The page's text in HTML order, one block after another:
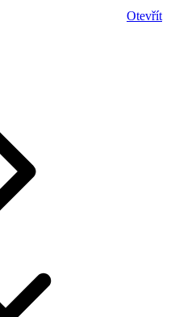
Otevřít